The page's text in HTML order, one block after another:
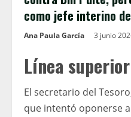
como jefe interino
Ana Paula García 3 junio
Línea superior
El secretario del
que intentó oponerse